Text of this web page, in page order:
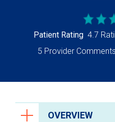
Patient Rating 4.7
5 Provider Comments
OVERVIEW